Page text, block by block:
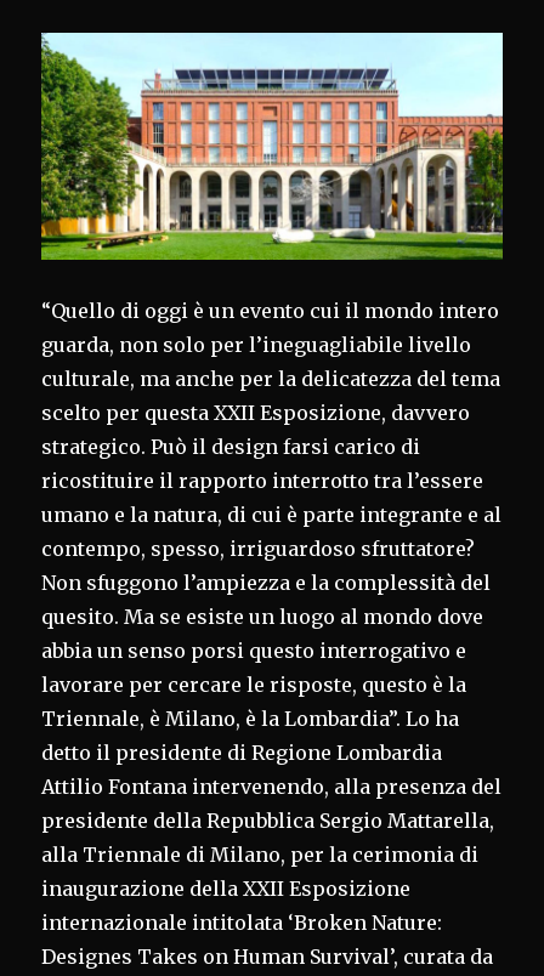
“Quello di oggi è un evento cui il mondo intero
guarda, non solo per l’ineguagliabile livello
culturale, ma anche per la delicatezza del tema
scelto per questa XXII Esposizione, davvero
strategico. Può il design farsi carico di
ricostituire il rapporto interrotto tra l’essere
umano e la natura, di cui è parte integrante e al
contempo, spesso, irriguardoso sfruttatore?
Non sfuggono l’ampiezza e la complessità del
quesito. Ma se esiste un luogo al mondo dove
abbia un senso porsi questo interrogativo e
lavorare per cercare le risposte, questo è la
Triennale, è Milano, è la Lombardia”. Lo ha
detto il presidente di Regione Lombardia
Attilio Fontana intervenendo, alla presenza del
presidente della Repubblica Sergio Mattarella,
alla Triennale di Milano, per la cerimonia di
inaugurazione della XXII Esposizione
internazionale intitolata ‘Broken Nature:
Designes Takes on Human Survival’, curata da